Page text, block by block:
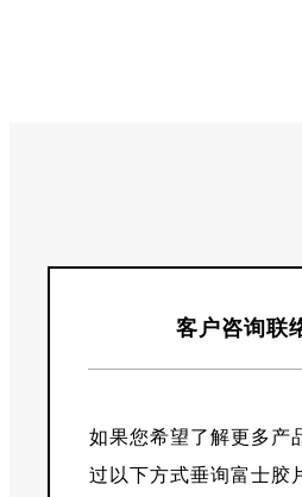
客户咨询联
如果您希望了解更多产
过以下方式垂询富士胶